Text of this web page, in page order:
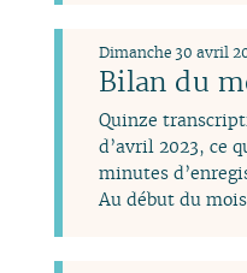
Bilan du
Dimanche 30 avril
Quinze
d’avril 2023, ce
minutes
Au début du